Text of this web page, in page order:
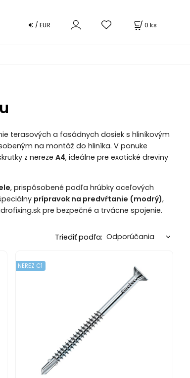
0 ks
€ / EUR
terasových a fasádnych dosiek s hliníkovým
na montáž do hliníka. V ponuke
z nereze A4, ideálne pre exotické dreviny
, prispôsobené podľa hrúbky oceľových
prípravok na predvŕtanie (modrý),
pre bezpečné a trvácne spojenie.
Triediť podľa:
NEREZ C1